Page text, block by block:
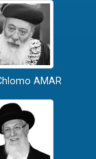
AMAR